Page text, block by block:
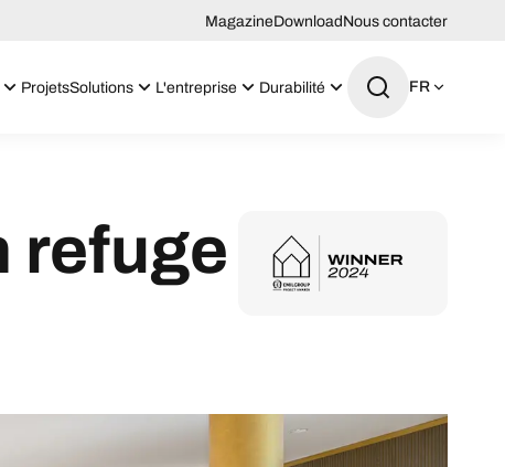
MagazineDownloadNous contacter
ProjetsSolutions L'entreprise Durabilité FR
refuge